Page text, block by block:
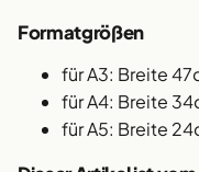
Formatgrößen
für A3: Breite
für A4: Breite
für A5: Breite